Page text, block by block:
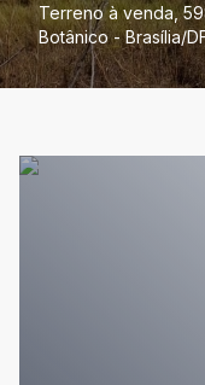
Terreno à venda,
Botânico - Brasília/